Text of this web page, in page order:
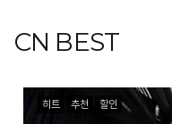
CN BEST
히트 추천 할인